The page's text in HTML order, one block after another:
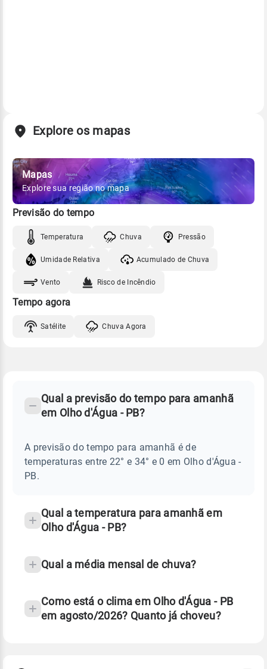
Explore os mapas
Mapas
Explore sua região no mapa
Previsão do tempo
Temperatura Chuva Pressão
Umidade Relativa Acumulado de Chuva
Vento Risco de Incêndio
Tempo agora
Satélite Chuva Agora
D'ÁGUA
Perguntas
sobre
chuva
Qual a previsão do tempo para amanhã
em Olho d'Água - PB?
A previsão do tempo para amanhã é de
temperaturas entre 22° e 34° e 0 em Olho d'Água -
PB.
Qual a temperatura para amanhã em
Olho d'Água - PB?
Qual a média mensal de chuva?
Como está o clima em Olho d'Água - PB
em agosto/2026? Quanto já choveu?